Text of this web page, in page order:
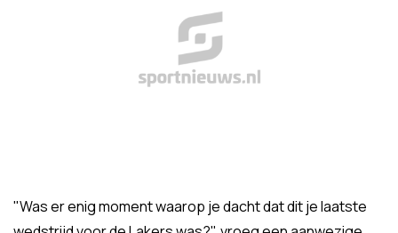
"Was er enig moment waarop je dacht dat dit je laatste